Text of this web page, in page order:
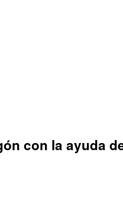
con la ayuda